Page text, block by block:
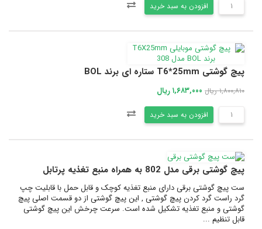
افزودن به سبد خرید
پیچ گوشتی T6*25mm ستاره ای برند BOL
۱,۸۰۰,۸۱۰ ریال ۱,۶۸۳,۰۰۰ ریال
افزودن به سبد خرید
پیچ گوشتی برقی مدل 802 به همراه منبع تغذیه پرتابل
ست پیچ گوشتی برقی دارای منبع تغذیه کوچک و قابل حمل با قابلیت چپ
گرد راست گرد کردن پیچ گوشتی , این پیچ گوشتی از دو قسمت اصلی پیچ
گوشتی و منبع تغذیه تشکیل شده است. سرعت چرخش این پیچ گوشتی
قابل تنظیم ...